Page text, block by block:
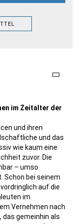
im Zeitalter der
und ihren
und das
wie kaum eine
zuvor. Die
– umso
Schon bei seinem
auf die
im
Vernehmen nach
das gemeinhin als